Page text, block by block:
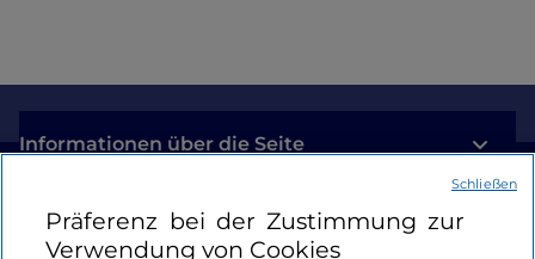
Informationen über die Seite
Nützliche Links
Präferenz bei der Zustimmung zur
Verwendung von Cookies
Schließen